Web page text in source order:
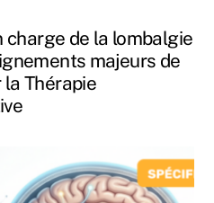
de la lombalgie
majeurs de
la Thérapie